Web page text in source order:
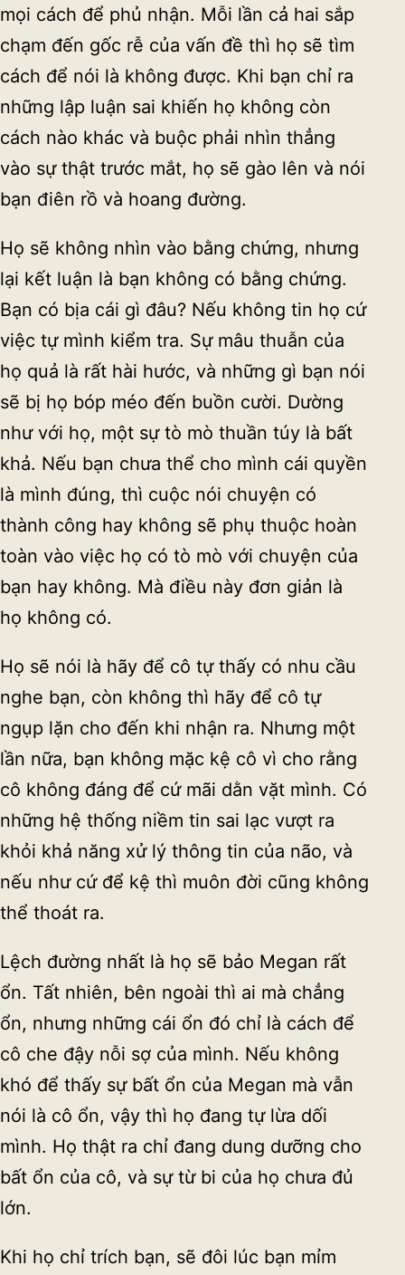
mọi cách để phủ nhận. Mỗi lần cả hai sắp
chạm đến gốc rễ của vấn đề thì họ sẽ tìm
cách để nói là không được. Khi bạn chỉ ra
những lập luận sai khiến họ không còn
cách nào khác và buộc phải nhìn thẳng
vào sự thật trước mắt, họ sẽ gào lên và nói
bạn điên rồ và hoang đường.
Họ sẽ không nhìn vào bằng chứng, nhưng
lại kết luận là bạn không có bằng chứng.
Bạn có bịa cái gì đâu? Nếu không tin họ cứ
việc tự mình kiểm tra. Sự mâu thuẫn của
họ quả là rất hài hước, và những gì bạn nói
sẽ bị họ bóp méo đến buồn cười. Dường
như với họ, một sự tò mò thuần túy là bất
khả. Nếu bạn chưa thể cho mình cái quyền
là mình đúng, thì cuộc nói chuyện có
thành công hay không sẽ phụ thuộc hoàn
toàn vào việc họ có tò mò với chuyện của
bạn hay không. Mà điều này đơn giản là
họ không có.
Họ sẽ nói là hãy để cô tự thấy có nhu cầu
nghe bạn, còn không thì hãy để cô tự
ngụp lặn cho đến khi nhận ra. Nhưng một
lần nữa, bạn không mặc kệ cô vì cho rằng
cô không đáng để cứ mãi dằn vặt mình. Có
những hệ thống niềm tin sai lạc vượt ra
khỏi khả năng xử lý thông tin của não, và
nếu như cứ để kệ thì muôn đời cũng không
thể thoát ra.
Lệch đường nhất là họ sẽ bảo Megan rất
ổn. Tất nhiên, bên ngoài thì ai mà chẳng
ổn, nhưng những cái ổn đó chỉ là cách để
cô che đậy nỗi sợ của mình. Nếu không
khó để thấy sự bất ổn của Megan mà vẫn
nói là cô ổn, vậy thì họ đang tự lừa dối
mình. Họ thật ra chỉ đang dung dưỡng cho
bất ổn của cô, và sự từ bi của họ chưa đủ
lớn.
Khi họ chỉ trích bạn, sẽ đôi lúc bạn mỉm